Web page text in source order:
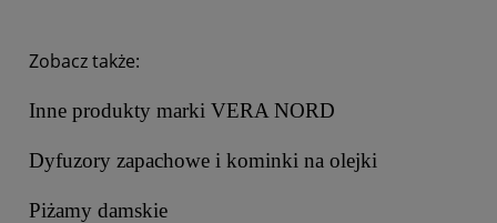
Zobacz także:
Inne produkty marki VERA NORD
Dyfuzory zapachowe i kominki na olejki
Piżamy damskie